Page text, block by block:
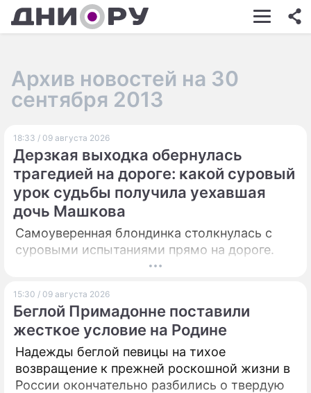
ШОУ-БИЗНЕС
КИНО
ЭКОНОМИКА
ПРОИСШЕСТВИЯ
СТИЛЬ ЖИЗНИ
ИГРЫ
ПРЕСС-РЕЛИЗЫ
О ПРОЕКТЕ
Архив новостей на 30
сентября 2013
18:33 / 09 августа 2026
Дерзкая выходка обернулась
трагедией на дороге: какой суровый
урок судьбы получила уехавшая
дочь Машкова
Самоуверенная блондинка столкнулась с
суровыми испытаниями прямо на дороге.
15:30 / 09 августа 2026
Беглой Примадонне поставили
жесткое условие на Родине
Надежды беглой певицы на тихое
возвращение к прежней роскошной жизни в
России окончательно разбились о твердую